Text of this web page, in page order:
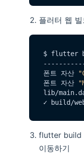
플러터 웹 빌
$ flutter
폰트 자산
폰트 자산
lib/main.
flutter build
이동하기